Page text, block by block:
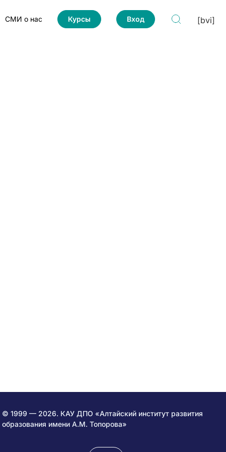
СМИ о нас Курсы Вход [bvi]
© 1999 — 2026. КАУ ДПО «Алтайский институт развития
образования имени А.М. Топорова»